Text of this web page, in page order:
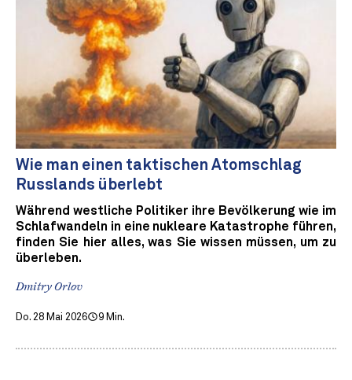
Wie man einen taktischen Atomschlag
Russlands überlebt
Während westliche Politiker ihre Bevölkerung wie im
Schlafwandeln in eine nukleare Katastrophe führen,
finden Sie hier alles, was Sie wissen müssen, um zu
überleben.
Dmitry Orlov
Do. 28 Mai 2026 9 Min.